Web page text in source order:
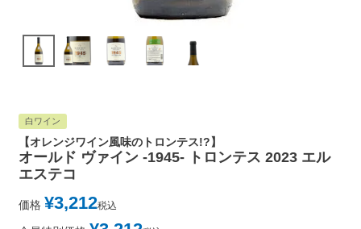
白ワイン
【オレンジワイン風味のトロンテス!?】
オールド ヴァイン -1945- トロンテス 2023 エル
エステコ
価格 ¥3,212税込